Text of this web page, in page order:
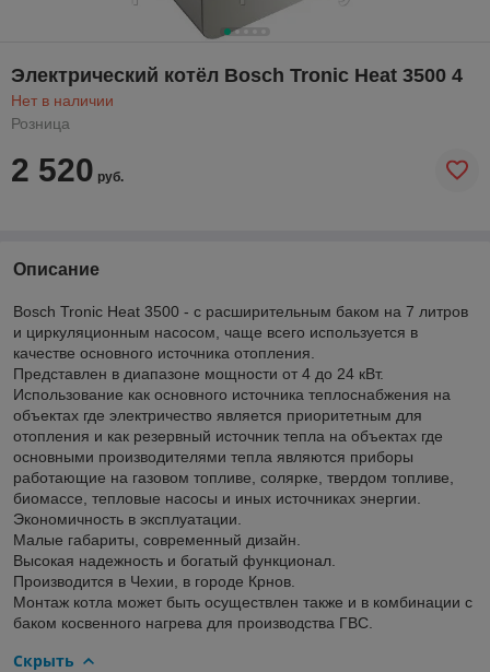
Электрический котёл Bosch Tronic Heat 3500 4
Нет в наличии
Розница
2 520 руб.
Описание
Bosch Tronic Heat 3500 - с расширительным баком на 7 литров
и циркуляционным насосом, чаще всего используется в
качестве основного источника отопления.
Представлен в диапазоне мощности от 4 до 24 кВт.
Использование как основного источника теплоснабжения на
объектах где электричество является приоритетным для
отопления и как резервный источник тепла на объектах где
основными производителями тепла являются приборы
работающие на газовом топливе, солярке, твердом топливе,
биомассе, тепловые насосы и иных источниках энергии.
Экономичность в эксплуатации.
Малые габариты, современный дизайн.
Высокая надежность и богатый функционал.
Производится в Чехии, в городе Крнов.
Монтаж котла может быть осуществлен также и в комбинации с
баком косвенного нагрева для производства ГВС.
Скрыть